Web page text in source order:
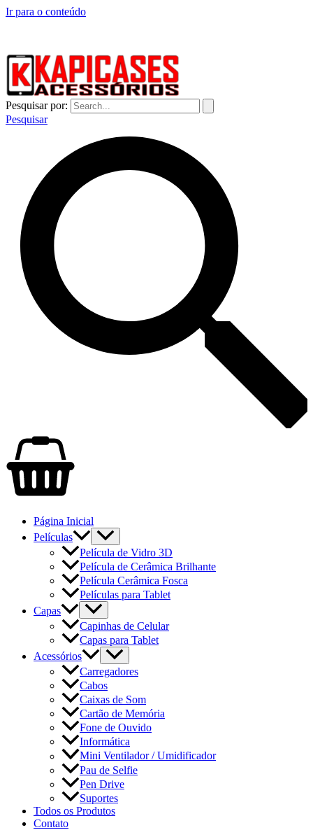
Ir para o conteúdo
Pesquisar por:
Pesquisar
Página Inicial
Películas
Película de Vidro 3D
Película de Cerâmica Brilhante
Película Cerâmica Fosca
Películas para Tablet
Capas
Capinhas de Celular
Capas para Tablet
Acessórios
Carregadores
Cabos
Caixas de Som
Cartão de Memória
Fone de Ouvido
Informática
Mini Ventilador / Umidificador
Pau de Selfie
Pen Drive
Suportes
Todos os Produtos
Contato